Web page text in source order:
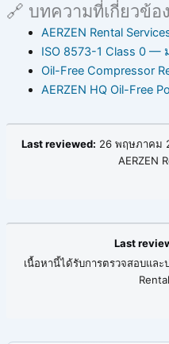
🔗 บทความที่เกี่ยวข้อง
AERZEN Rental
ISO 8573-1 Class 0 —
Oil-Free Compressor
AERZEN HQ Oil-Free
Last reviewed: 26 พฤษภาคม
AERZEN
Last
เนื้อหานี้ได้รับการตรวจสอบและ